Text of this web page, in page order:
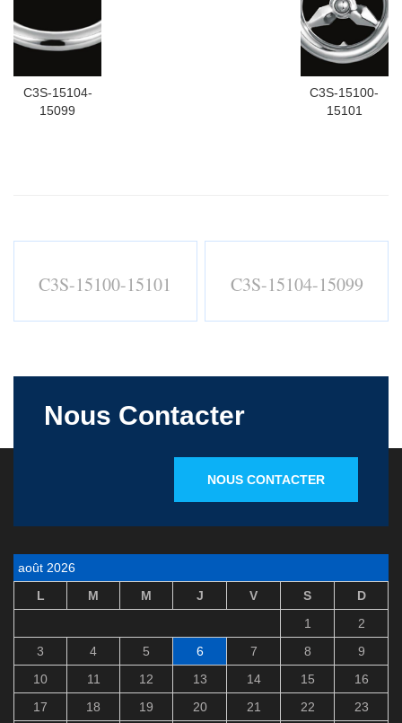
C3S-15104-
15099
C3S-15100-
15101
C3S-15100-15101 C3S-15104-15099
Nous Contacter
NOUS CONTACTER
août 2026
L
M M J V S
D
1
2
3
4 5 6 7 8
9
10
11 12 13 14 15
16
17
18 19 20 21 22
23